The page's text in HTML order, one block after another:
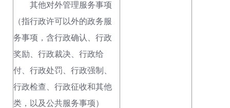
其他对外管理服务事项
（指行政许可以外的政务服
务事项 ， 含行政确认、行政
奖励、行政裁决、行政给
付、行政处罚、行政强制、
行政检查、行政征收和其他
类，以及公共服务事项）